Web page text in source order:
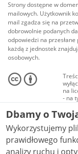
Strony dostępne w
mailowych. Użytkownik
mail zgadza się na
dobrowolnie podanych
odpowiedzi na
każdą z jednostek
osobowych.
na
- na
NC-
Dbamy o
Wykorzystujemy
prawidłowego
analizy ruchu i